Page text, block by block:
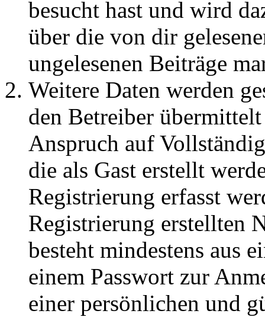
besucht hast und wird
über die von dir
ungelesenen Beiträge
Weitere Daten werden
den Betreiber
Anspruch auf
die als Gast erstellt
Registrierung erfasst
Registrierung erstellten
besteht mindestens aus
einem Passwort zur
einer persönlichen und